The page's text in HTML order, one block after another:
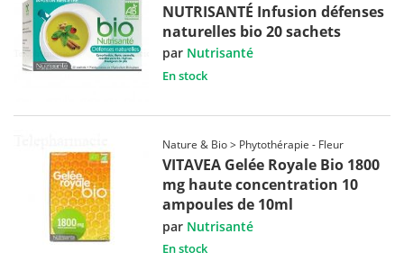
NUTRISANTÉ Infusion défenses
naturelles bio 20 sachets
par Nutrisanté
En stock
Nature & Bio > Phytothérapie - Fleur
VITAVEA Gelée Royale Bio 1800
mg haute concentration 10
ampoules de 10ml
par Nutrisanté
En stock